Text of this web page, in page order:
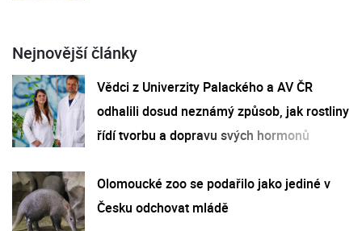
Nejnovější články
Vědci z Univerzity Palackého a AV ČR
odhalili dosud neznámý způsob, jak rostliny
řídí tvorbu a dopravu svých hormonů
Olomoucké zoo se podařilo jako jediné v
Česku odchovat mládě